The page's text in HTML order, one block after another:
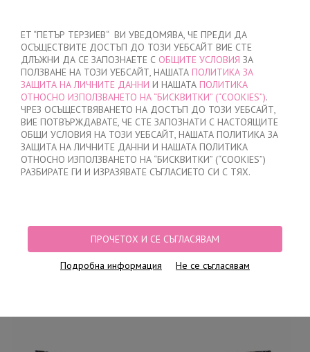
ET “ПЕТЪР ТЕРЗИЕВ“ ВИ УВЕДОМЯВА, ЧЕ ПРЕДИ ДА
ОСЪЩЕСТВИТЕ ДОСТЪП ДО ТОЗИ УЕБСАЙТ ВИЕ СТЕ
ДЛЪЖНИ ДА СЕ ЗАПОЗНАЕТЕ С ОБЩИТЕ УСЛОВИЯ ЗА
ПОЛЗВАНЕ НА ТОЗИ УЕБСАЙТ, НАШАТА ПОЛИТИКА ЗА
ЗАЩИТА НА ЛИЧНИТЕ ДАННИ И НАШАТА ПОЛИТИКА
ОТНОСНО ИЗПОЛЗВАНЕТО НА “БИСКВИТКИ” (“COOKIES”).
ЧРЕЗ ОСЪЩЕСТВЯВАНЕТО НА ДОСТЪП ДО ТОЗИ УЕБСАЙТ,
ВИЕ ПОТВЪРЖДАВАТЕ, ЧЕ СТЕ ЗАПОЗНАТИ С НАСТОЯЩИТЕ
ОБЩИ УСЛОВИЯ НА ТОЗИ УЕБСАЙТ, НАШАТА ПОЛИТИКА ЗА
ЗАЩИТА НА ЛИЧНИТЕ ДАННИ И НАШАТА ПОЛИТИКА
ОТНОСНО ИЗПОЛЗВАНЕТО НА “БИСКВИТКИ” (“COOKIES”)
РАЗБИРАТЕ ГИ И ИЗРАЗЯВАТЕ СЪГЛАСИЕТО СИ С ТЯХ.
ПРОЧЕТОХ И СЕ СЪГЛАСЯВАМ
Подробна информация Не се съгласявам
МОЯТА ПОРЪЧКА
няма добавени продукти
НАЧАЛО / ДАМСКО / БЕЛЬО / БИКИНИ / ЛАЗЕРНО ИЗРЯЗАНИ БИКИНИ
БРАЗИЛИАНА / БИКИНИ БРАЗИЛИАНА ЛАЗЕРНО РЯЗАНИ, 1716, ЩАМПА